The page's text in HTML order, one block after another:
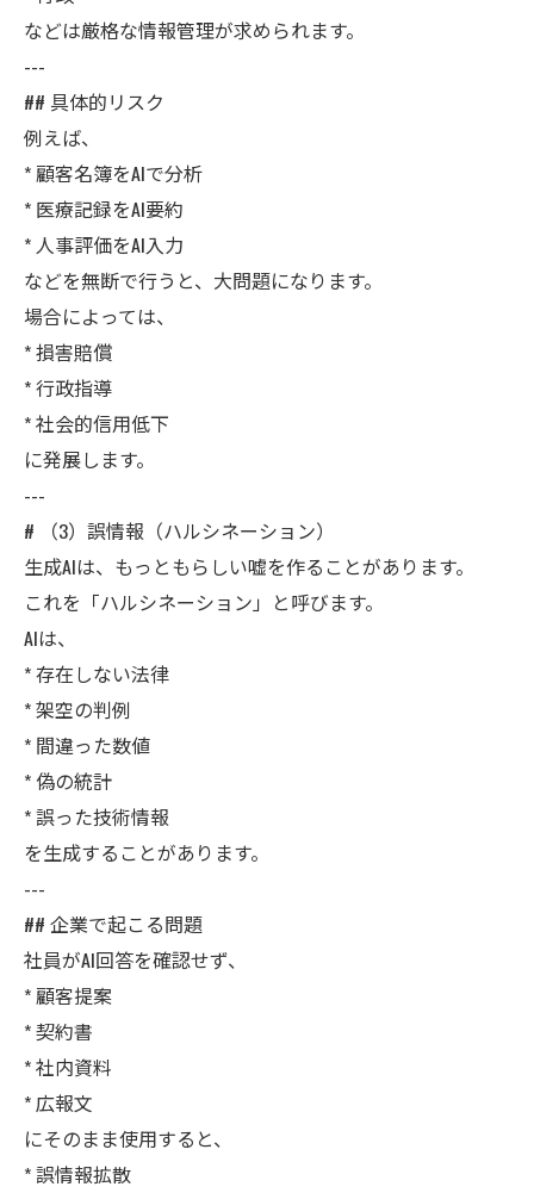
などは厳格な情報管理が求められます。
---
## 具体的リスク
例えば、
* 顧客名簿をAIで分析
* 医療記録をAI要約
* 人事評価をAI入力
などを無断で行うと、大問題になります。
場合によっては、
* 損害賠償
* 行政指導
* 社会的信用低下
に発展します。
---
# （3）誤情報（ハルシネーション）
生成AIは、もっともらしい嘘を作ることがあります。
これを「ハルシネーション」と呼びます。
AIは、
* 存在しない法律
* 架空の判例
* 間違った数値
* 偽の統計
* 誤った技術情報
を生成することがあります。
---
## 企業で起こる問題
社員がAI回答を確認せず、
* 顧客提案
* 契約書
* 社内資料
* 広報文
にそのまま使用すると、
* 誤情報拡散